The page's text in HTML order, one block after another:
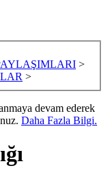
>
>
devam ederek
Daha Fazla Bilgi.